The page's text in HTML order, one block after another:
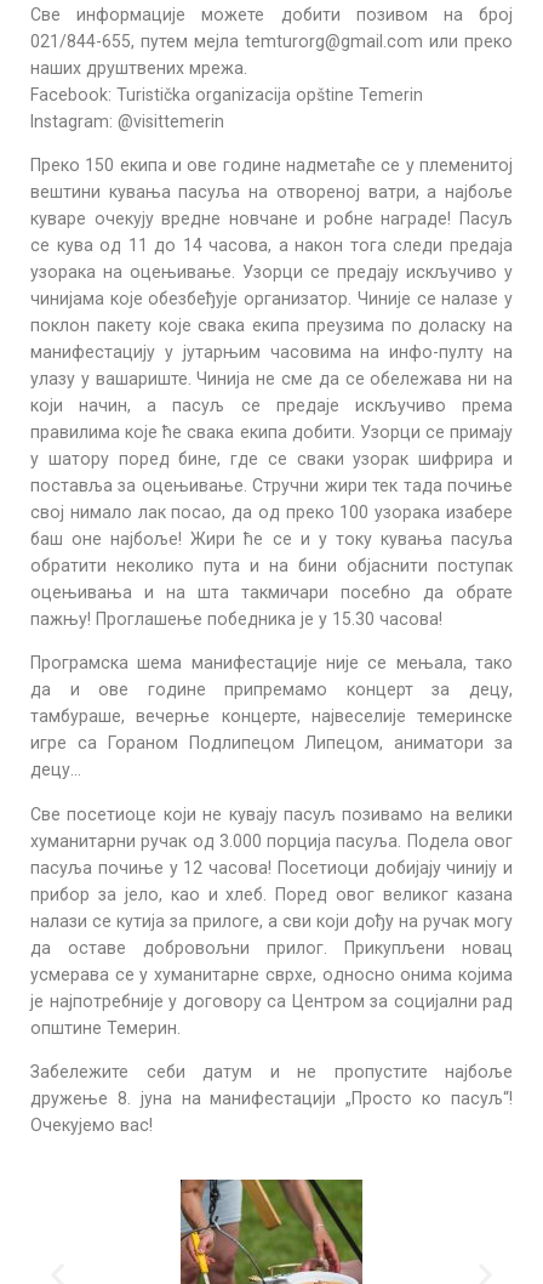
Све информације можете добити позивом на број
021/844-655, путем мејла temturorg@gmail.com или преко
наших друштвених мрежа.
Facebook: Turistička organizacija opštine Temerin
Instagram: @visittemerin
Преко 150 екипа и ове године надметаће се у племенитој
вештини кувања пасуља на отвореној ватри, а најбоље
куваре очекују вредне новчане и робне награде! Пасуљ
се кува од 11 до 14 часова, а након тога следи предаја
узорака на оцењивање. Узорци се предају искључиво у
чинијама које обезбеђује организатор. Чиније се налазе у
поклон пакету које свака екипа преузима по доласку на
манифестацију у јутарњим часовима на инфо-пулту на
улазу у вашариште. Чинија не сме да се обележава ни на
који начин, а пасуљ се предаје искључиво према
правилима које ће свака екипа добити. Узорци се примају
у шатору поред бине, где се сваки узорак шифрира и
поставља за оцењивање. Стручни жири тек тада почиње
свој нимало лак посао, да од преко 100 узорака изабере
баш оне најбоље! Жири ће се и у току кувања пасуља
обратити неколико пута и на бини објаснити поступак
оцењивања и на шта такмичари посебно да обрате
пажњу! Проглашење победника је у 15.30 часова!
Програмска шема манифестације није се мењала, тако
да и ове године припремамо концерт за децу,
тамбураше, вечерње концерте, највеселије темеринске
игре са Гораном Подлипецом Липецом, аниматори за
децу…
Све посетиоце који не кувају пасуљ позивамо на велики
хуманитарни ручак од 3.000 порција пасуља. Подела овог
пасуља почиње у 12 часова! Посетиоци добијају чинију и
прибор за јело, као и хлеб. Поред овог великог казана
налази се кутија за прилоге, а сви који дођу на ручак могу
да оставе добровољни прилог. Прикупљени новац
усмерава се у хуманитарне сврхе, односно онима којима
је најпотребније у договору са Центром за социјални рад
општине Темерин.
Забележите себи датум и не пропустите најбоље
дружење 8. јуна на манифестацији „Просто ко пасуљ“!
Очекујемо вас!